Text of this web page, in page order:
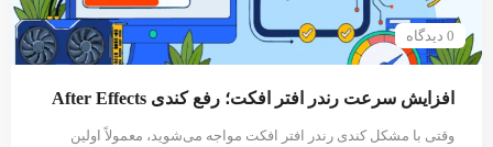
0 دیدگاه
افزایش سرعت رندر افتر افکت؛ رفع کندی After Effects
وقتی با مشکل کندی رندر افتر افکت مواجه می‌شوید، معمولاً اولین